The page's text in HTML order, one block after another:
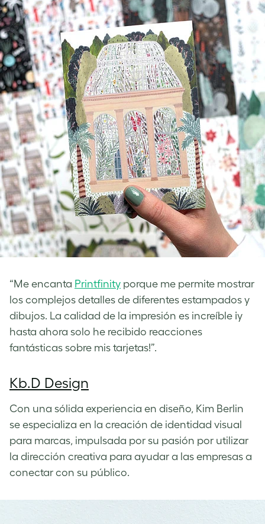
“Me encanta Printfinity porque me permite mostrar
los complejos detalles de diferentes estampados y
dibujos. La calidad de la impresión es increíble ¡y
hasta ahora solo he recibido reacciones
fantásticas sobre mis tarjetas!”.
Kb.D Design
Con una sólida experiencia en diseño, Kim Berlin
se especializa en la creación de identidad visual
para marcas, impulsada por su pasión por utilizar
la dirección creativa para ayudar a las empresas a
conectar con su público.